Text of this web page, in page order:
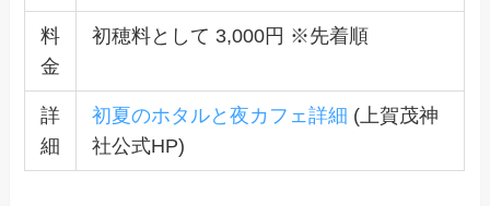
料
金
初穂料として 3,000円 ※先着順
詳
細
初夏のホタルと夜カフェ詳細 (上賀茂神
社公式HP)